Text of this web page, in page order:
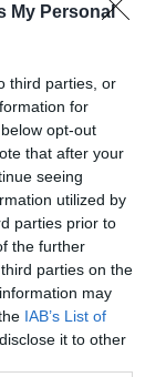
My Personal
third parties, or
for
opt-out
that after your
seeing
utilized by
parties prior to
the further
parties on the
may
IAB’s List of
it to other
NothingIsEverything
, les
de la
vous déplacer à
court trajet. Ce
véritablement